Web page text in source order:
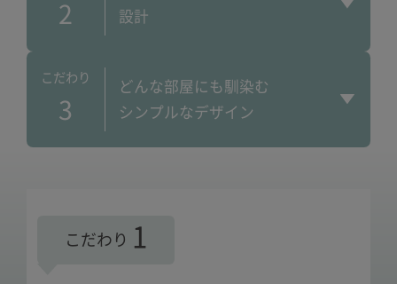
2
設計
こだわり
3
どんな部屋にも馴染む
シンプルなデザイン
こだわり 1